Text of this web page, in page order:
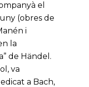
el
(obres de
i
la
de Händel.
va
a Bach,